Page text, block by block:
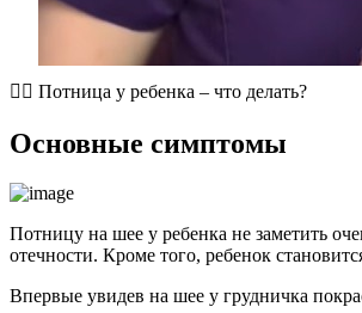
​👩‍⚕️ Потница у ребенка – что делать?
Основные симптомы
Потницу на шее у ребенка не заметить
отечности. Кроме того, ребенок
Впервые увидев на шее у грудничка